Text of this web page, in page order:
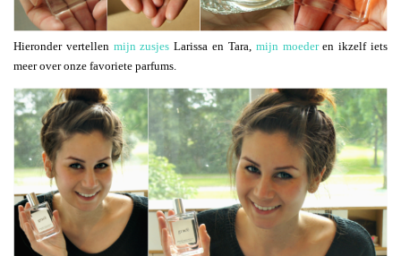
Hieronder vertellen mijn zusjes Larissa en Tara, mijn moederen ikzelf iets
meer over onze favoriete parfums.